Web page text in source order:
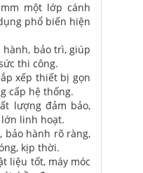
một lớp cánh
phổ biến hiện
hành, bảo trì, giúp
thi công.
xếp thiết bị gọn
cấp hệ thống.
lượng đảm bảo,
linh hoạt.
bảo hành rõ ràng,
kịp thời.
liệu tốt, máy móc